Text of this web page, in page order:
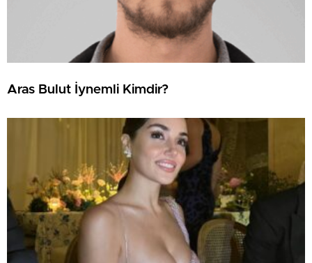
Aras Bulut İynemli Kimdir?